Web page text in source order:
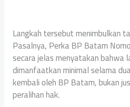
Langkah tersebut menimbulkan
Pasalnya, Perka BP Batam
secara jelas menyatakan bahwa
dimanfaatkan minimal selama
kembali oleh BP Batam, bukan
peralihan hak.